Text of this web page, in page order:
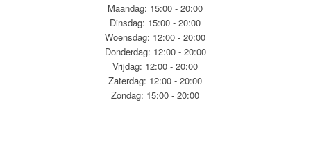
Maandag: 15:00 - 20:00
Dinsdag: 15:00 - 20:00
Woensdag: 12:00 - 20:00
Donderdag: 12:00 - 20:00
Vrijdag: 12:00 - 20:00
Zaterdag: 12:00 - 20:00
Zondag: 15:00 - 20:00